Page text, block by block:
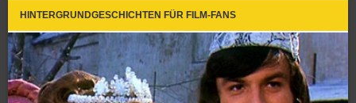
HINTERGRUNDGESCHICHTEN FÜR FILM-FANS